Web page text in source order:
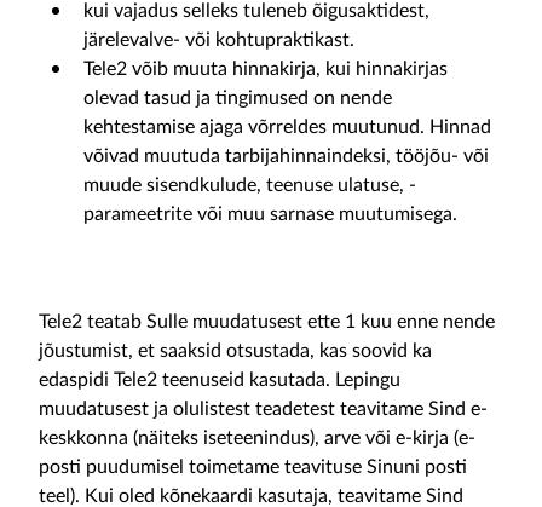
kui vajadus selleks tuleneb õigusaktidest,
järelevalve- või kohtupraktikast.
Tele2 võib muuta hinnakirja, kui hinnakirjas
olevad tasud ja tingimused on nende
kehtestamise ajaga võrreldes muutunud. Hinnad
võivad muutuda tarbijahinnaindeksi, tööjõu- või
muude sisendkulude, teenuse ulatuse, -
parameetrite või muu sarnase muutumisega.
Tele2 teatab Sulle muudatusest ette 1 kuu enne nende
jõustumist, et saaksid otsustada, kas soovid ka
edaspidi Tele2 teenuseid kasutada. Lepingu
muudatusest ja olulistest teadetest teavitame Sind e-
keskkonna (näiteks iseteenindus), arve või e-kirja (e-
posti puudumisel toimetame teavituse Sinuni posti
teel). Kui oled kõnekaardi kasutaja, teavitame Sind